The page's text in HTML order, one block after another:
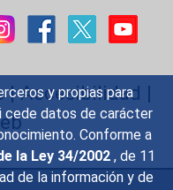
y propias para
cede datos de carácter
Conforme a
la Ley 34/2002 , de 11
de la información y de
|Accesibilidad |